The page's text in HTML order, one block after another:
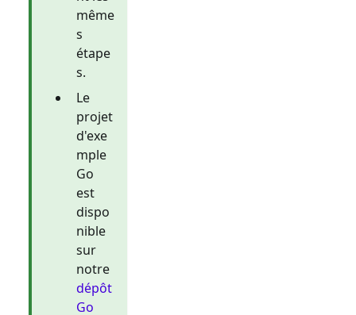
même
s
étape
s.
Le
projet
d'exe
mple
Go
est
dispo
nible
sur
notre
dépôt
Go